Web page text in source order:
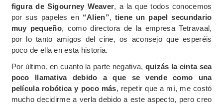
figura de Sigourney Weaver, a la que todos conocemos
por sus papeles en “Alien”, tiene un papel secundario
muy pequeño, como directora de la empresa Tetravaal,
por lo tanto amigos del cine, os aconsejo que esperéis
poco de ella en esta historia.
Por último, en cuanto la parte negativa, quizás la cinta sea
poco llamativa debido a que se vende como una
película robótica y poco más, repetir que a mí, me costó
mucho decidirme a verla debido a este aspecto, pero creo